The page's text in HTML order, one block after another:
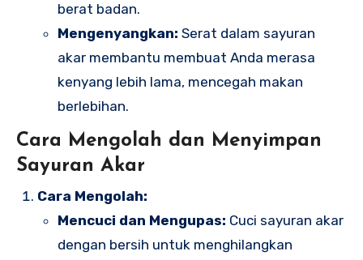
berat badan.
Mengenyangkan: Serat dalam sayuran
akar membantu membuat Anda merasa
kenyang lebih lama, mencegah makan
berlebihan.
Cara Mengolah dan Menyimpan
Sayuran Akar
Cara Mengolah:
Mencuci dan Mengupas: Cuci sayuran akar
dengan bersih untuk menghilangkan